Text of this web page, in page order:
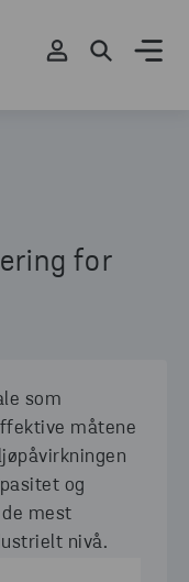
for
som
måtene
og
mest
nivå.